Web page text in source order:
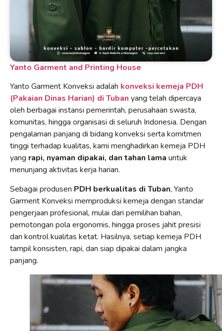
Yanto Garment and Printing House
Yanto Garment Konveksi adalah konveksi kemeja PDH
(Pakaian Dinas Harian) di Tuban yang telah dipercaya
oleh berbagai instansi pemerintah, perusahaan swasta,
komunitas, hingga organisasi di seluruh Indonesia. Dengan
pengalaman panjang di bidang konveksi serta komitmen
tinggi terhadap kualitas, kami menghadirkan kemeja PDH
yang rapi, nyaman dipakai, dan tahan lama untuk
menunjang aktivitas kerja harian.
Sebagai produsen PDH berkualitas di Tuban, Yanto
Garment Konveksi memproduksi kemeja dengan standar
pengerjaan profesional, mulai dari pemilihan bahan,
pemotongan pola ergonomis, hingga proses jahit presisi
dan kontrol kualitas ketat. Hasilnya, setiap kemeja PDH
tampil konsisten, rapi, dan siap dipakai dalam jangka
panjang.